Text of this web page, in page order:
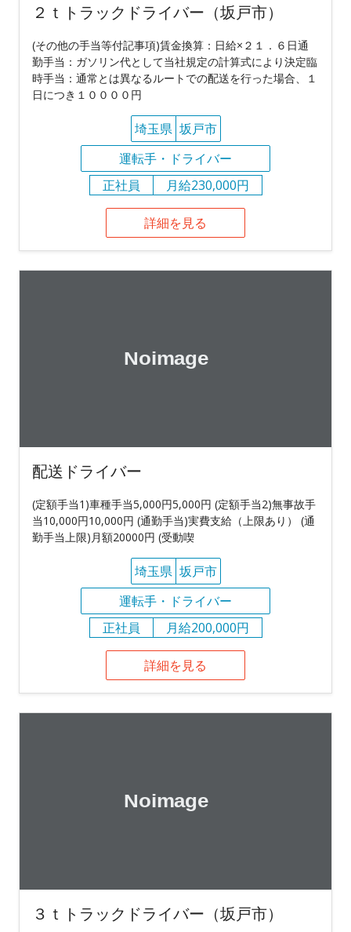
２ｔトラックドライバー（坂戸市）
(その他の手当等付記事項)賃金換算：日給×２１．６日通
勤手当：ガソリン代として当社規定の計算式により決定臨
時手当：通常とは異なるルートでの配送を行った場合、１
日につき１００００円
埼玉県 坂戸市
運転手・ドライバー
正社員
月給230,000円
詳細を見る
配送ドライバー
(定額手当1)車種手当5,000円5,000円 (定額手当2)無事故手
当10,000円10,000円 (通勤手当)実費支給（上限あり） (通
勤手当上限)月額20000円 (受動喫
埼玉県 坂戸市
運転手・ドライバー
正社員
月給200,000円
詳細を見る
３ｔトラックドライバー（坂戸市）